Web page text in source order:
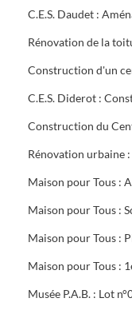
Rénovation urbaine
Maison pour Tous :
Maison pour Tous :
Maison pour Tous :
Musée P.A.B. : Lot